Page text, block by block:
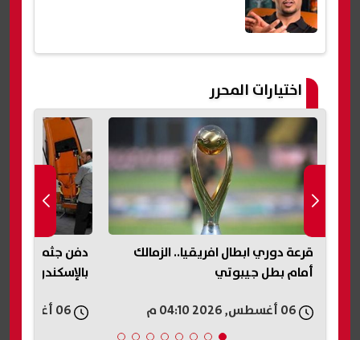
اختيارات المحرر
قرعة دوري ابطال افريقيا.. الزمالك
أمام بطل جيبوتي
دفن جثمان الأب
بالإسكندرية